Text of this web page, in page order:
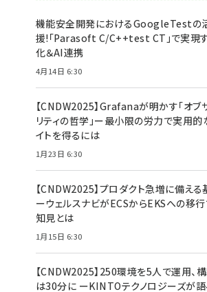
機能安全開発におけるGoogleTestの
援!「Parasoft C/C++test CT」で実現
化＆AI連携
4月14日 6:30
【CNDW2025】Grafanaが明かす「オブ
リティの哲学」ー最小限の労力で実用的
イトを得るには
1月23日 6:30
【CNDW2025】プロダクト急増に備え
ーウェルスナビがECSからEKSへの移
知見とは
1月15日 6:30
【CNDW2025】250環境を5人で運用、
は30分に ーKINTOテクノロジーズが語